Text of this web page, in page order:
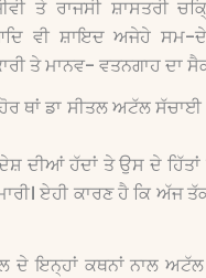
ਤੇ ਰਾਜਸੀ ਸ਼ਾਸਤਰੀ
ਵੀ ਸ਼ਾਇਦ ਅਜੇਹੇ ਸਮ-
ਤੇ ਮਾਨਵ- ਵਤਨਗਾਹ ਦਾ
ਥਾਂ ਡਾ ਸੀਤਲ ਅਟੱਲ ਸੱਚਾਈ
ਦੀਆਂ ਹੱਦਾਂ ਤੇ ਉਸ ਦੇ
ਏਹੀ ਕਾਰਣ ਹੈ ਕਿ ਅੱਜ
ਦੇ ਇਨ੍ਹਾਂ ਕਥਨਾਂ ਨਾਲ